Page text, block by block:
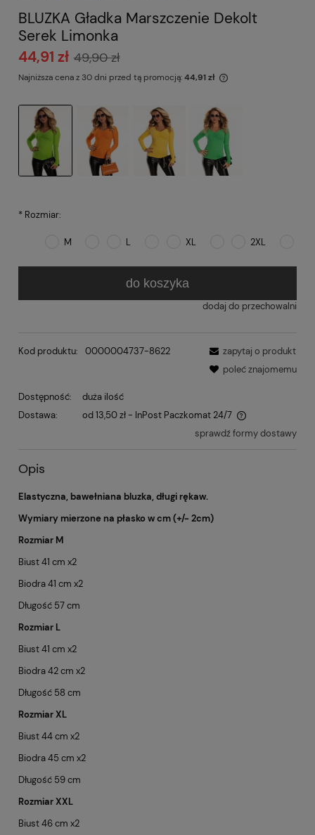
BLUZKA Gładka Marszczenie Dekolt
Serek Limonka
44,91 zł 49,90 zł
Najniższa cena z 30 dni przed tą promocją:44,91 zł
* Rozmiar:
M L XL 2XL
do koszyka
dodaj do przechowalni
Kod produktu: 0000004737-8622
zapytaj o produkt
poleć znajomemu
Dostępność:
duża ilość
Dostawa:
od 13,50 zł - InPost Paczkomat 24/7
sprawdź formy dostawy
Opis
Elastyczna, bawełniana bluzka, długi rękaw.
Wymiary mierzone na płasko w cm (+/- 2cm)
Rozmiar M
Biust 41 cm x2
Biodra 41 cm x2
Długość 57 cm
Rozmiar L
Biust 41 cm x2
Biodra 42 cm x2
Długość 58 cm
Rozmiar XL
Biust 44 cm x2
Biodra 45 cm x2
Długość 59 cm
Rozmiar XXL
Biust 46 cm x2